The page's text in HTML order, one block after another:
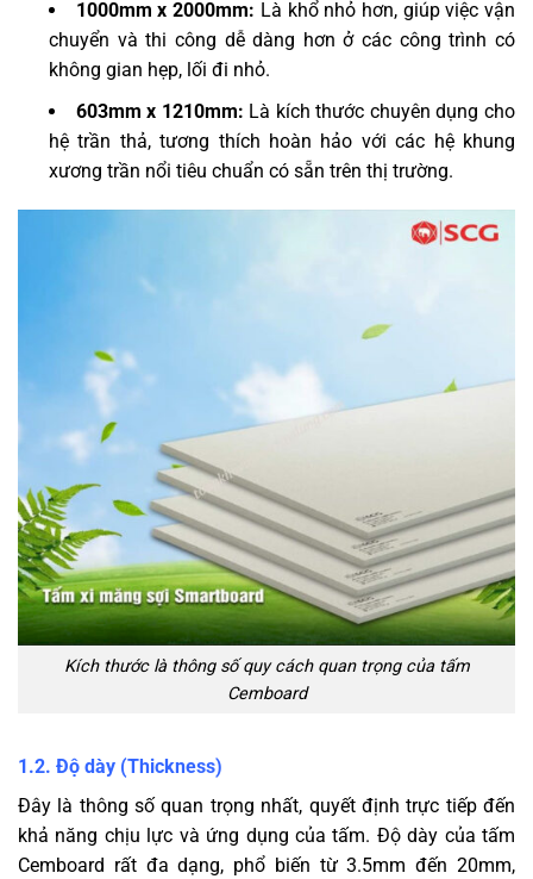
1000mm x 2000mm: Là khổ nhỏ hơn, giúp việc vận
chuyển và thi công dễ dàng hơn ở các công trình có
không gian hẹp, lối đi nhỏ.
603mm x 1210mm: Là kích thước chuyên dụng cho
hệ trần thả, tương thích hoàn hảo với các hệ khung
xương trần nổi tiêu chuẩn có sẵn trên thị trường.
Kích thước là thông số quy cách quan trọng của tấm
Cemboard
1.2. Độ dày (Thickness)
Đây là thông số quan trọng nhất, quyết định trực tiếp đến
khả năng chịu lực và ứng dụng của tấm. Độ dày của tấm
Cemboard rất đa dạng, phổ biến từ 3.5mm đến 20mm,